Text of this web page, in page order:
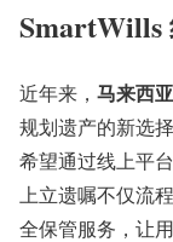
近年来， 马来西
规划遗产的新选
希望通过线上平
上立遗嘱不仅流
全保管服务，让